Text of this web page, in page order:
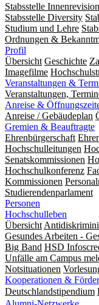
Stabsstelle Innenrevision
Stabsstelle Diversity
Studium und Lehre
Ordnungen &
Profil
Übersicht Geschichte
Imagefilme
Veranstaltungen &
Veranstaltungen,
Anreise &
Anreise / Gebäudeplan
Gremien & Beauftragte
Ehrenbürgerschaft
Hochschulleitungen
Senatskommissionen
Hochschulkonferenz
Kommissionen
Studierendenparlament
Personen
Hochschulleben
Übersicht
Gesundes Arbeiten -
Big Band HSD
Unfälle am Campus
Notsituationen
Kooperationen &
Deutschlandstipendium